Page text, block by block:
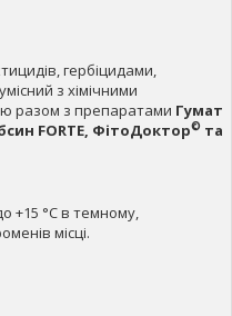
гербіцидами,
з хімічними
разом з препаратами Гумат
FORTE, ФітоДоктор© та
+15 °С в темному,
місці.